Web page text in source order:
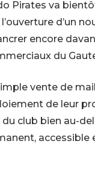
Pirates va
d’un
encore
du
vente de
de leur
du club bien au-